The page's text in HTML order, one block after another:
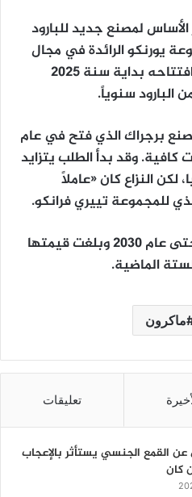
لمصنع جديد للبارود
يورنكو الرائدة في مجال
البارود والمتفجرات، وسيتم افتتاحه بداية سنة 2025
تفكيك مصنع برجراك الذي فتح في عام
كافية. وقد بدأ الطلب يتزايد
لكن النزاع كان «عاملاً
للمجموعة تييري فرانكو.
وتمتد طلبات يورينكو الآن حتى عام 2030 وبلغت قيمتها
ماكرون
تعليقات
القمع الجنسي يستأثر بالإعجاب
كان